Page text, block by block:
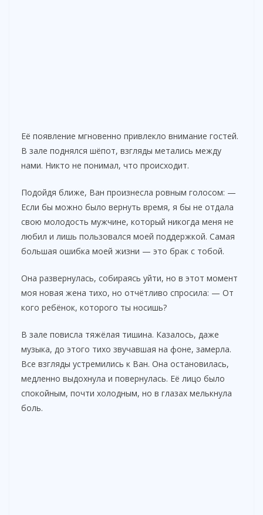
Её появление мгновенно привлекло внимание гостей.
В зале поднялся шёпот, взгляды метались между
нами. Никто не понимал, что происходит.
Подойдя ближе, Ван произнесла ровным голосом: —
Если бы можно было вернуть время, я бы не отдала
свою молодость мужчине, который никогда меня не
любил и лишь пользовался моей поддержкой. Самая
большая ошибка моей жизни — это брак с тобой.
Она развернулась, собираясь уйти, но в этот момент
моя новая жена тихо, но отчётливо спросила: — От
кого ребёнок, которого ты носишь?
В зале повисла тяжёлая тишина. Казалось, даже
музыка, до этого тихо звучавшая на фоне, замерла.
Все взгляды устремились к Ван. Она остановилась,
медленно выдохнула и повернулась. Её лицо было
спокойным, почти холодным, но в глазах мелькнула
боль.